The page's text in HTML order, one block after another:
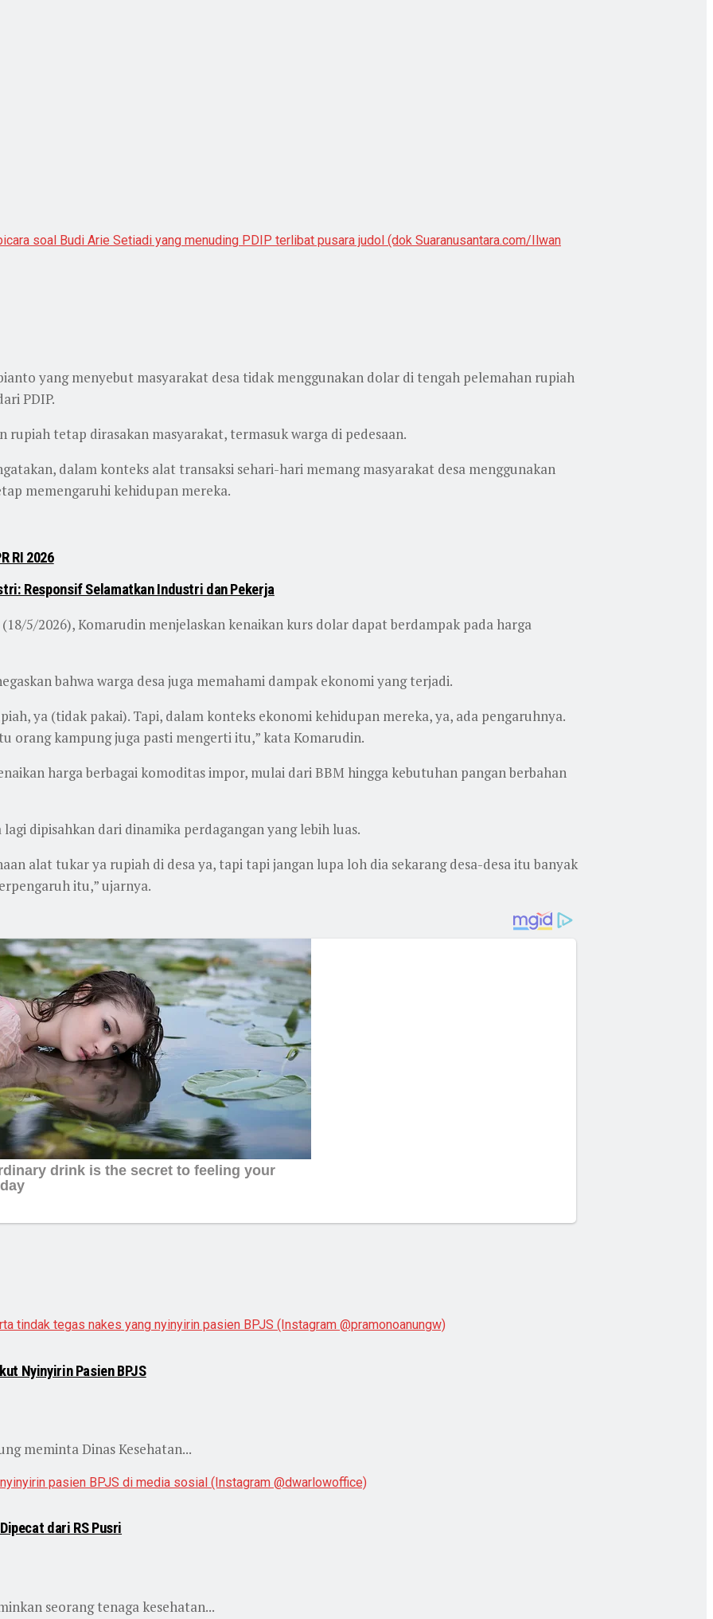
soal Budi Arie Setiadi yang menuding PDIP terlibat pusara judol (dok Suaranusantara.com/Ilwan
yang menyebut masyarakat desa tidak menggunakan dolar di tengah pelemahan rupiah
PDIP.
tetap dirasakan masyarakat, termasuk warga di pedesaan.
dalam konteks alat transaksi sehari-hari memang masyarakat desa menggunakan
memengaruhi kehidupan mereka.
RI 2026
Responsif Selamatkan Industri dan Pekerja
5/2026), Komarudin menjelaskan kenaikan kurs dolar dapat berdampak pada harga
bahwa warga desa juga memahami dampak ekonomi yang terjadi.
ya (tidak pakai). Tapi, dalam konteks ekonomi kehidupan mereka, ya, ada pengaruhnya.
orang kampung juga pasti mengerti itu,” kata Komarudin.
harga berbagai komoditas impor, mulai dari BBM hingga kebutuhan pangan berbahan
dipisahkan dari dinamika perdagangan yang lebih luas.
alat tukar ya rupiah di desa ya, tapi tapi jangan lupa loh dia sekarang desa-desa itu banyak
itu,” ujarnya.
Nyinyirin Pasien BPJS
meminta Dinas Kesehatan...
dari RS Pusri
seorang tenaga kesehatan...